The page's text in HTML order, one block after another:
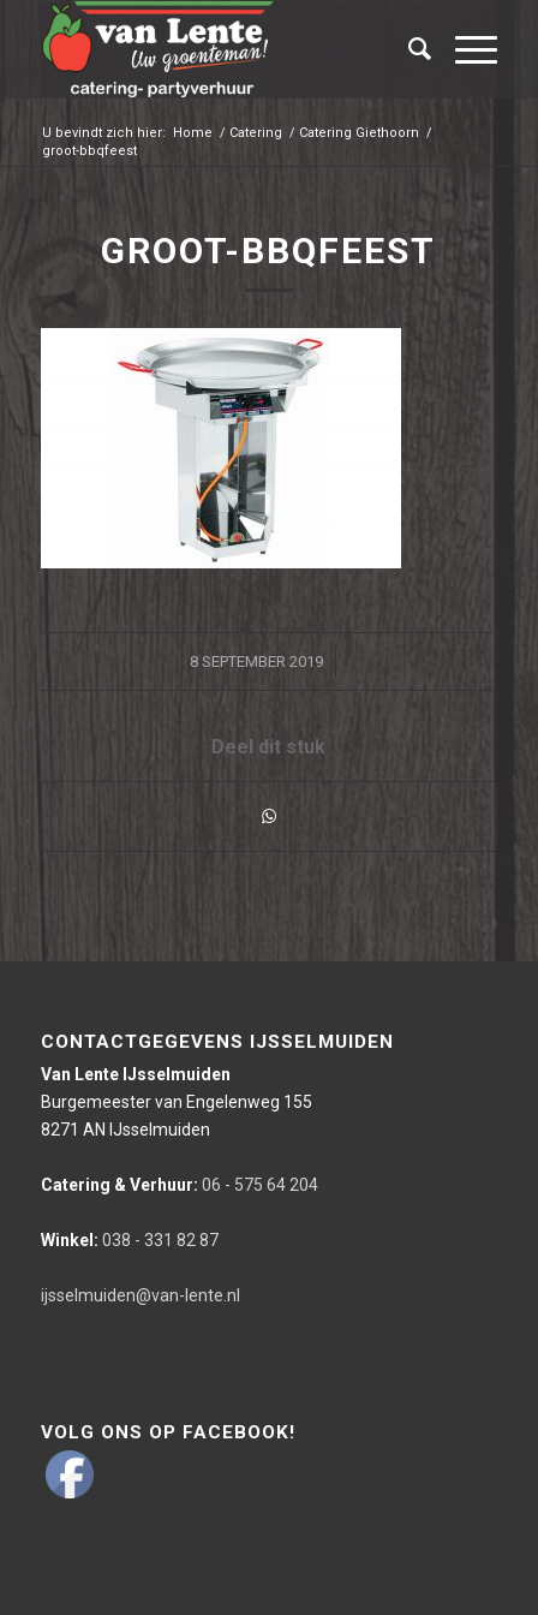
U bevindt zich hier: Home / Catering / Catering Giethoorn /
groot-bbqfeest
GROOT-BBQFEEST
8 SEPTEMBER 2019
/
Deel dit stuk
CONTACTGEGEVENS IJSSELMUIDEN
Van Lente IJsselmuiden
Burgemeester van Engelenweg 155
8271 AN IJsselmuiden
Catering & Verhuur: 06 - 575 64 204
Winkel: 038 - 331 82 87
ijsselmuiden@van-lente.nl
VOLG ONS OP FACEBOOK!